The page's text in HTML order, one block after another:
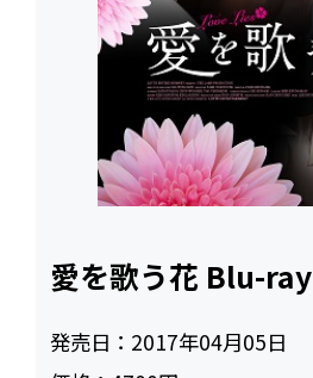
愛を歌う花 Blu-ray
発売日： 2017年04月05日